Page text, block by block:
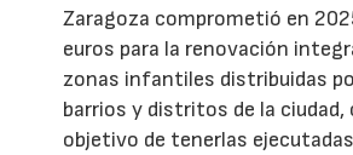
Zaragoza comprometió en
euros para la renovación
zonas infantiles distribuidas
barrios y distritos de la ciudad,
objetivo de tenerlas